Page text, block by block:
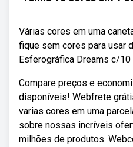
Várias cores em uma
fique sem cores para usar
Esferográfica Dreams c/10
Compare preços e
disponíveis! Webfrete
varias cores em uma
sobre nossas incríveis
milhões de produtos.